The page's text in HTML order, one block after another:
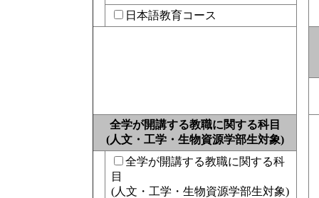
日本語教育コース
全学が開講する教職に関する科目
(人文・工学・生物資源学部生対象)
全学が開講する教職に関する科
目
(人文・工学・生物資源学部生対象)